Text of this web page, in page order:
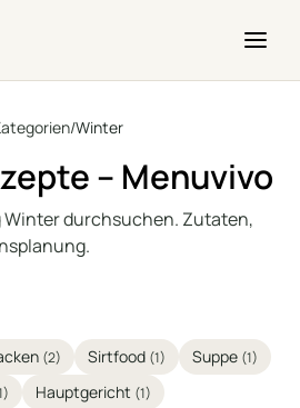
/Winter
– Menuvivo
Winter durchsuchen. Zutaten,
(2) Sirtfood (1) Suppe (1)
Hauptgericht (1)